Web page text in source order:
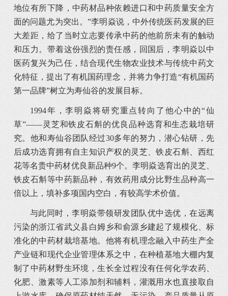
地位有所下降，中药材品种依赖进口和中药质量安全方
面的问题尤为突出。”李明焱说，中外传统医药发展的巨
大差距，给了当时立志要传承中药的他前所未有的触动
和压力。带着这份强烈的责任感，回国后，李明焱以中
医药复兴为己任，结合现代生物农业技术与传统中药文
化特征，提出了有机国药理念，并将力争打造“有机国药
第一品牌”树立为寿仙谷的发展目标。
1994年，李明焱将研究重点转向了他心中的“仙
草”——灵芝和铁皮石斛的优良品种选育和生态栽培研
究。他和寿仙谷团队经过30多年的努力，潜心钻研，先
后成功选育拥有自主知识产权的灵芝、铁皮石斛、西红
花等名贵中药材优良新品种9个。李明焱选育出的灵芝、
铁皮石斛等中药新品种，有效药用成分比野生品种高一
倍以上，填补多项国内空白，有较高学术价值。
与此同时，李明焱带领研发团队优中选优，在远离
污染的浙江省武义县白姆乡和俞源乡建起了规模化、标
准化的中药材栽培基地。他将有机理念融入中药生产全
产业链和现代企业管理体系之中，在种植基地大棚内复
制了中药材野生环境，生长全过程没有任何化学农药、
化肥、激素等人工添加剂和辅料，灌溉用水也直接取自